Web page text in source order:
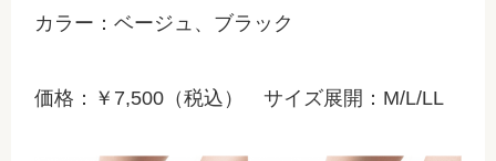
カラー：ベージュ、ブラック
価格：￥7,500（税込） サイズ展開：M/L/LL